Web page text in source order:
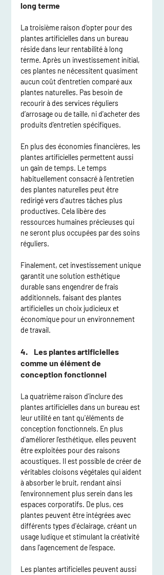
long terme
La troisième raison d'opter pour des
plantes artificielles dans un bureau
réside dans leur rentabilité à long
terme. Après un investissement initial,
ces plantes ne nécessitent quasiment
aucun coût d’entretien comparé aux
plantes naturelles. Pas besoin de
recourir à des services réguliers
d’arrosage ou de taille, ni d'acheter des
produits d'entretien spécifiques.
En plus des économies financières, les
plantes artificielles permettent aussi
un gain de temps. Le temps
habituellement consacré à l'entretien
des plantes naturelles peut être
redirigé vers d'autres tâches plus
productives. Cela libère des
ressources humaines précieuses qui
ne seront plus occupées par des soins
réguliers.
Finalement, cet investissement unique
garantit une solution esthétique
durable sans engendrer de frais
additionnels, faisant des plantes
artificielles un choix judicieux et
économique pour un environnement
de travail.
4.    Les plantes artificielles
comme un élément de
conception fonctionnel
La quatrième raison d'inclure des
plantes artificielles dans un bureau est
leur utilité en tant qu'éléments de
conception fonctionnels. En plus
d'améliorer l'esthétique, elles peuvent
être exploitées pour des raisons
acoustiques. Il est possible de créer de
véritables cloisons végétales qui aident
à absorber le bruit, rendant ainsi
l'environnement plus serein dans les
espaces corporatifs. De plus, ces
plantes peuvent être intégrées avec
différents types d'éclairage, créant un
usage ludique et stimulant la créativité
dans l'agencement de l’espace.
Les plantes artificielles peuvent aussi